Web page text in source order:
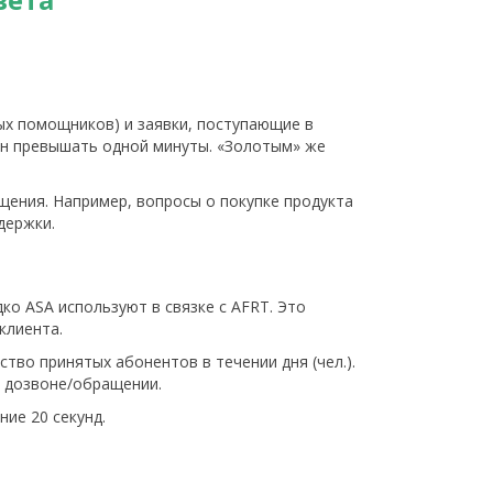
помощников) и заявки, поступающие в
превышать одной минуты. «Золотым» же
Например, вопросы о покупке продукта
ASA используют в связке с AFRT. Это
принятых абонентов в течении дня (чел.).
дозвоне/обращении.
20 секунд.